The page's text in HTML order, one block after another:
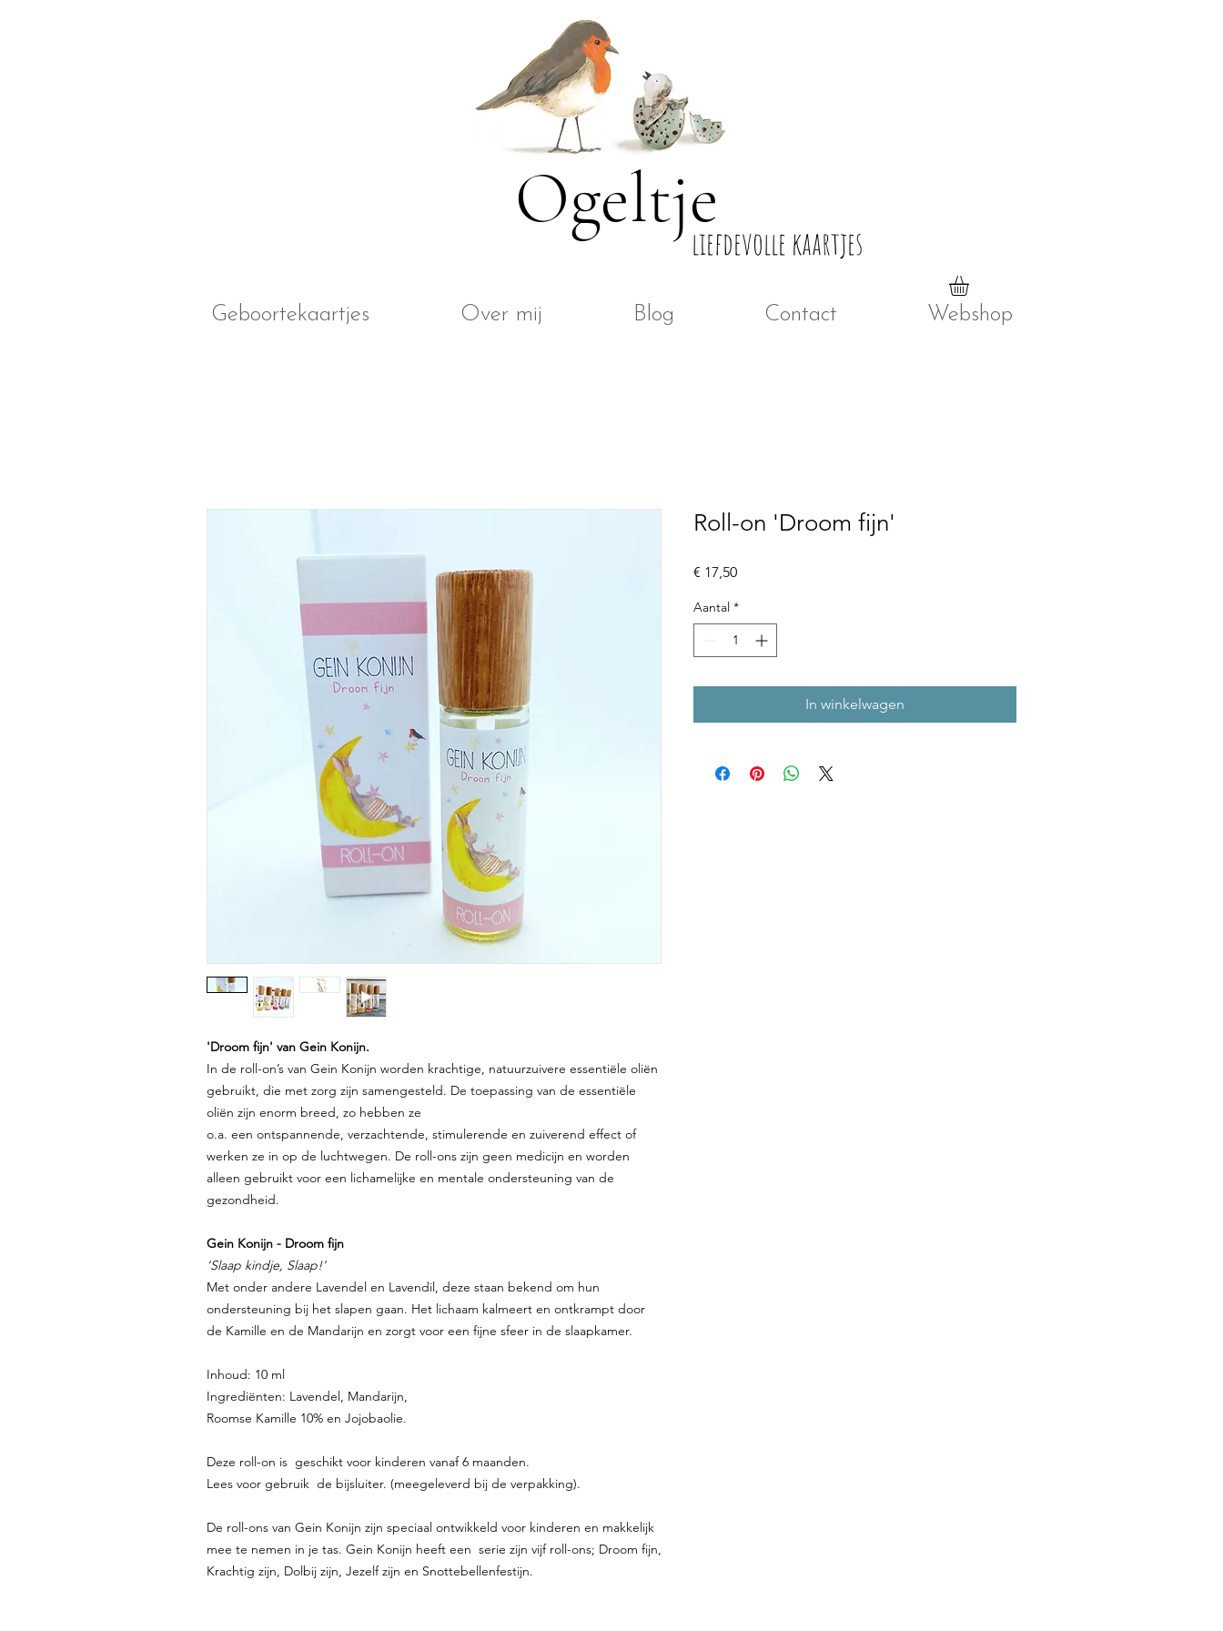
liefdevolle kaartjes
Ogeltje
Geboortekaartjes Over mij Blog Contact Webshop
'Droom fijn' van Gein Konijn.
In de roll-on’s van Gein Konijn worden krachtige, natuurzuivere essentiële oliën
gebruikt, die met zorg zijn samengesteld. De toepassing van de essentiële
oliën zijn enorm breed, zo hebben ze
o.a. een ontspannende, verzachtende, stimulerende en zuiverend effect of
werken ze in op de luchtwegen. De roll-ons zijn geen medicijn en worden
alleen gebruikt voor een lichamelijke en mentale ondersteuning van de
gezondheid.
Gein Konijn - Droom fijn
‘Slaap kindje, Slaap!’
Met onder andere Lavendel en Lavendil, deze staan bekend om hun
ondersteuning bij het slapen gaan. Het lichaam kalmeert en ontkrampt door
de Kamille en de Mandarijn en zorgt voor een fijne sfeer in de slaapkamer.
Inhoud: 10 ml
Ingrediënten: Lavendel, Mandarijn,
Roomse Kamille 10% en Jojobaolie.
Deze roll-on is geschikt voor kinderen vanaf 6 maanden.
Lees voor gebruik de bijsluiter. (meegeleverd bij de verpakking).
De roll-ons van Gein Konijn zijn speciaal ontwikkeld voor kinderen en makkelijk
mee te nemen in je tas. Gein Konijn heeft een serie zijn vijf roll-ons; Droom fijn,
Krachtig zijn, Dolbij zijn, Jezelf zijn en Snottebellenfestijn.
Roll-on 'Droom fijn'
€ 17,50Prijs
Aantal *
In winkelwagen